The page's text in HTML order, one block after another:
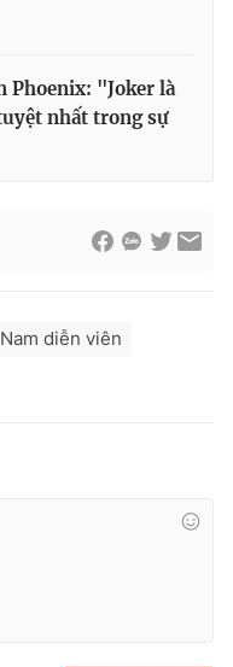
Phoenix: "Joker là
nhất trong sự
Nam diễn viên